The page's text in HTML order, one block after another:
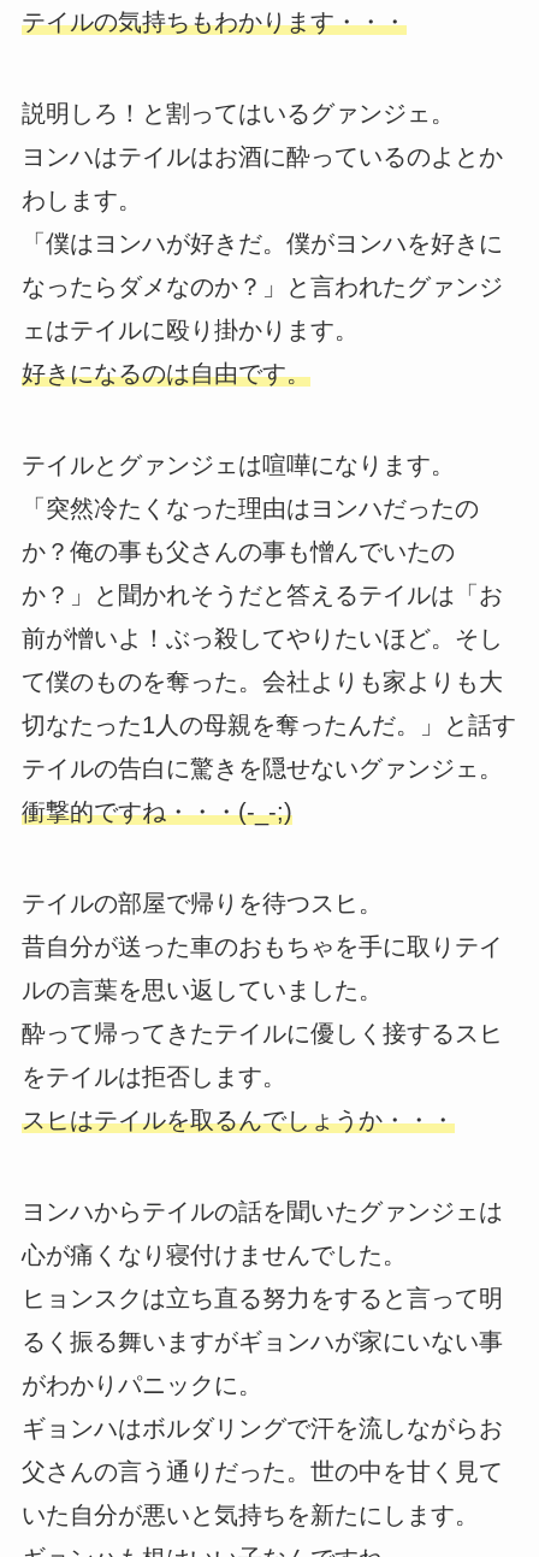
テイルの気持ちもわかります・・・
説明しろ！と割ってはいるグァンジェ。
ヨンハはテイルはお酒に酔っているのよとか
わします。
「僕はヨンハが好きだ。僕がヨンハを好きに
なったらダメなのか？」と言われたグァンジ
ェはテイルに殴り掛かります。
好きになるのは自由です。
テイルとグァンジェは喧嘩になります。
「突然冷たくなった理由はヨンハだったの
か？俺の事も父さんの事も憎んでいたの
か？」と聞かれそうだと答えるテイルは「お
前が憎いよ！ぶっ殺してやりたいほど。そし
て僕のものを奪った。会社よりも家よりも大
切なたった1人の母親を奪ったんだ。」と話す
テイルの告白に驚きを隠せないグァンジェ。
衝撃的ですね・・・(-_-;)
テイルの部屋で帰りを待つスヒ。
昔自分が送った車のおもちゃを手に取りテイ
ルの言葉を思い返していました。
酔って帰ってきたテイルに優しく接するスヒ
をテイルは拒否します。
スヒはテイルを取るんでしょうか・・・
ヨンハからテイルの話を聞いたグァンジェは
心が痛くなり寝付けませんでした。
ヒョンスクは立ち直る努力をすると言って明
るく振る舞いますがギョンハが家にいない事
がわかりパニックに。
ギョンハはボルダリングで汗を流しながらお
父さんの言う通りだった。世の中を甘く見て
いた自分が悪いと気持ちを新たにします。